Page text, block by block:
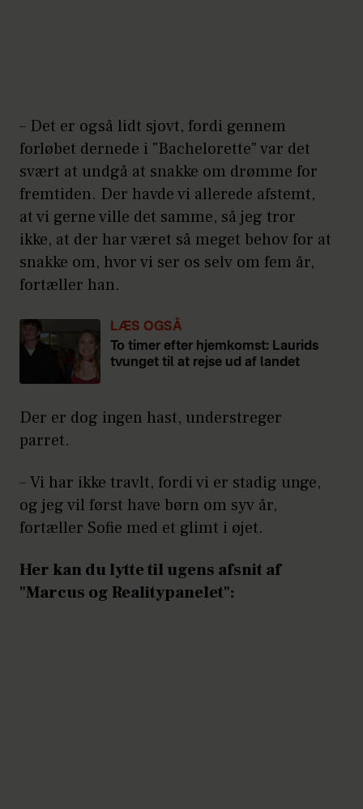
– Det er også lidt sjovt, fordi gennem
forløbet dernede i "Bachelorette" var det
svært at undgå at snakke om drømme for
fremtiden. Der havde vi allerede afstemt,
at vi gerne ville det samme, så jeg tror
ikke, at der har været så meget behov for at
snakke om, hvor vi ser os selv om fem år,
fortæller han.
LÆS OGSÅ
To timer efter hjemkomst: Laurids
tvunget til at rejse ud af landet
Der er dog ingen hast, understreger
parret.
– Vi har ikke travlt, fordi vi er stadig unge,
og jeg vil først have børn om syv år,
fortæller Sofie med et glimt i øjet.
Her kan du lytte til ugens afsnit af
"Marcus og Realitypanelet":